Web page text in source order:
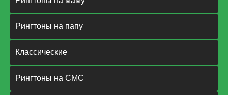
Рингтоны на папу
Классические
Рингтоны на СМС